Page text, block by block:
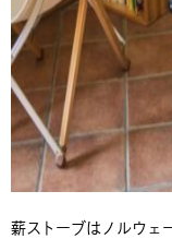
薪ストーブはノルウェ